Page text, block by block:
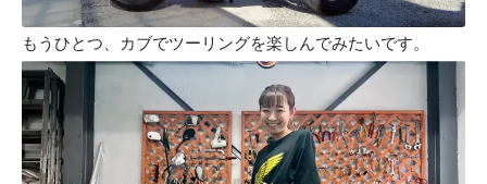
もうひとつ、カブでツーリングを楽しんでみたいです。